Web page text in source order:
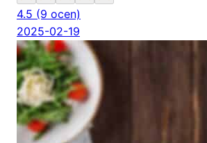
4.5 (9 ocen)
2025-02-19